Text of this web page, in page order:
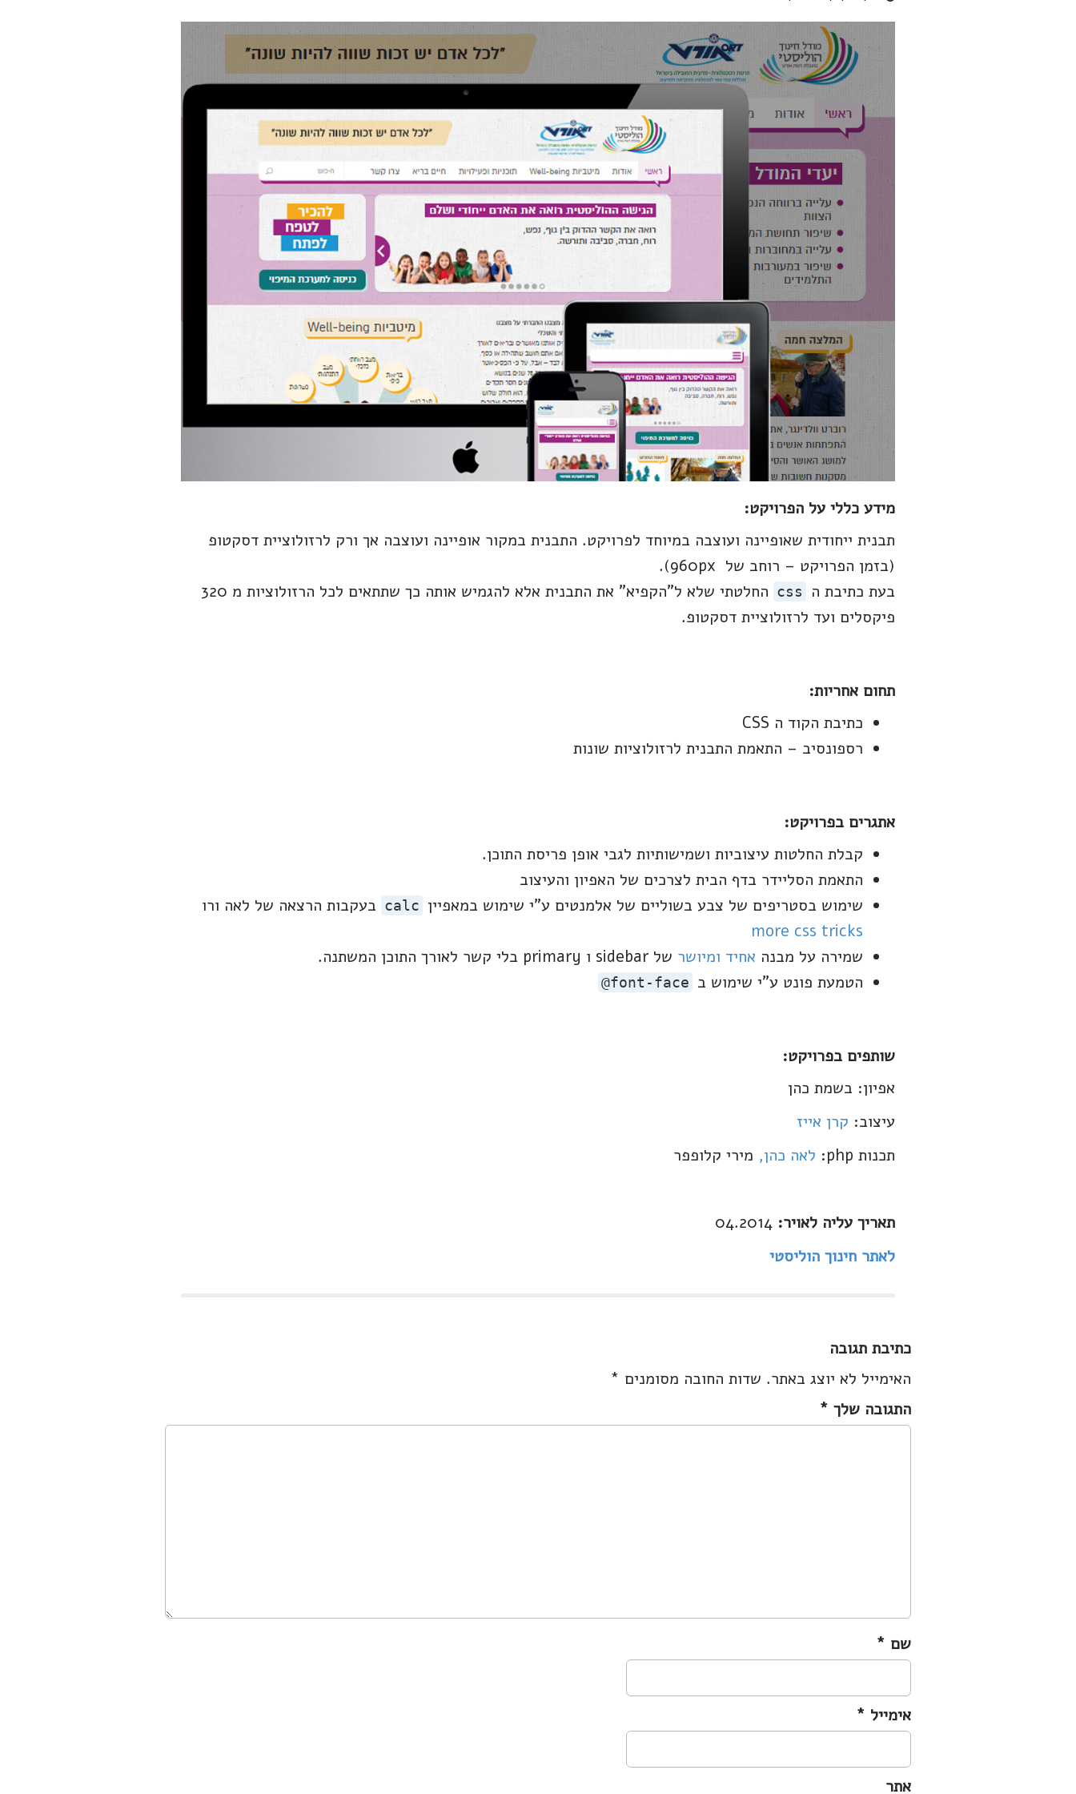
מידע כללי על הפרויקט:
תבנית ייחודית שאופיינה ועוצבה במיוחד לפרויקט. התבנית במקור אופיינה ועוצבה אך ורק לרזולוציית דסקטופ
(בזמן הפרויקט – רוחב של 960px).
בעת כתיבת ה
css
החלטתי שלא ל"הקפיא" את התבנית אלא להגמיש אותה כך שתתאים לכל הרזולוציות מ 320
פיקסלים ועד לרזולוציית דסקטופ.
תחום אחריות:
כתיבת הקוד ה CSS
רספונסיב – התאמת התבנית לרזולוציות שונות
אתגרים בפרויקט:
קבלת החלטות עיצוביות ושמישותיות לגבי אופן פריסת התוכן.
התאמת הסליידר בדף הבית לצרכים של האפיון והעיצוב
שימוש בסטריפים של צבע בשוליים של אלמנטים ע"י שימוש במאפיין calc בעקבות הרצאה של לאה ורו
more css tricks
שמירה על מבנה אחיד ומיושר של sidebar ו primary בלי קשר לאורך התוכן המשתנה.
הטמעת פונט ע"י שימוש ב @font-face
שותפים בפרויקט:
אפיון: בשמת כהן
עיצוב: קרן אייז
תכנות php:
לאה כהן, מירי קלופפר
תאריך עליה לאויר:
לאתר חינוך הוליסטי
כתיבת תגובה
האימייל לא יוצג באתר. שדות החובה מסומנים *
התגובה שלך *
שם *
אימייל *
אתר